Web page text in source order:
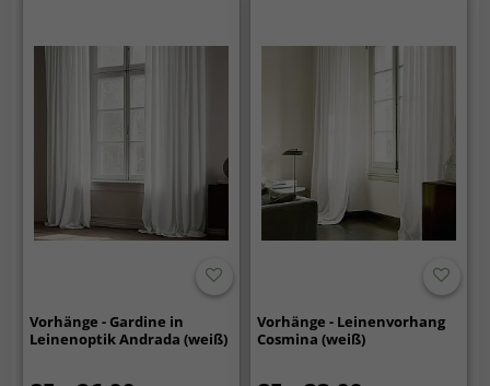
Vorhänge - Gardine in
Leinenoptik Andrada (weiß)
Vorhänge - Leinenvorhang
Cosmina (weiß)